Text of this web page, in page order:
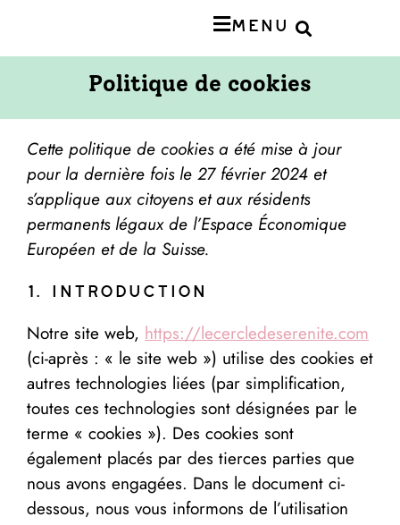
Menu
Politique de cookies
Cette politique de cookies a été mise à jour
pour la dernière fois le 27 février 2024 et
s’applique aux citoyens et aux résidents
permanents légaux de l’Espace Économique
Européen et de la Suisse.
1. Introduction
Notre site web, https://lecercledeserenite.com
(ci-après : « le site web ») utilise des cookies et
autres technologies liées (par simplification,
toutes ces technologies sont désignées par le
terme « cookies »). Des cookies sont
également placés par des tierces parties que
nous avons engagées. Dans le document ci-
dessous, nous vous informons de l’utilisation